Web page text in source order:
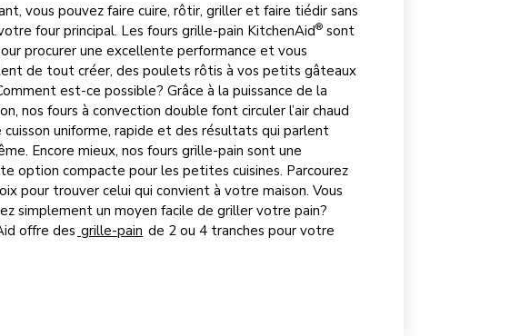
vous pouvez faire cuire, rôtir, griller et faire tiédir sans
four principal. Les fours grille-pain KitchenAid® sont
procurer une excellente performance et vous
de tout créer, des poulets rôtis à vos petits gâteaux
est-ce possible? Grâce à la puissance de la
nos fours à convection double font circuler l’air chaud
cuisson uniforme, rapide et des résultats qui parlent
Encore mieux, nos fours grille-pain sont une
option compacte pour les petites cuisines. Parcourez
pour trouver celui qui convient à votre maison. Vous
simplement un moyen facile de griller votre pain?
offre des grille-pain de 2 ou 4 tranches pour votre